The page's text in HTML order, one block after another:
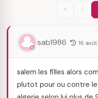
« ‹
sab1986 16 août
salem les filles alors
plutot pour ou contre